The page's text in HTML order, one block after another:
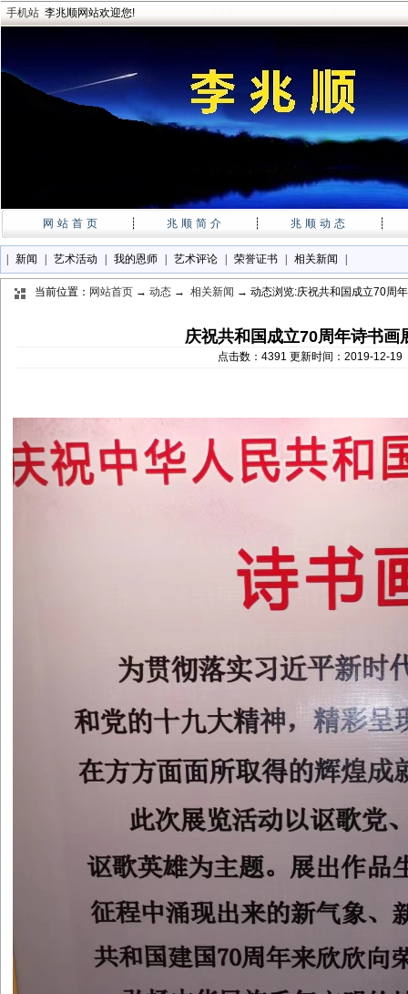
手机站 李兆顺网站欢迎您!
网站首页 ┊ 兆顺简介 ┊ 兆顺动态 ┊
新闻 艺术活动 我的恩师 艺术评论 荣誉证书 相关新闻
当前位置： 网站首页 → 动态 → 相关新闻 → 动态浏览:庆祝共和国成立70周
庆祝共和国成立70周年诗书画
点击数：4391 更新时间：2019-12-19